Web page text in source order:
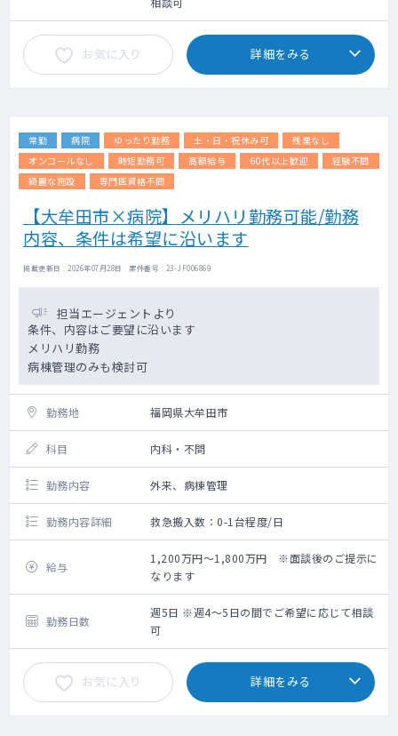
お気に入り 詳細をみる
常勤 病院 ゆったり勤務 土・日・祝休み可
残業なし
オンコールなし
時短勤務可 高額給与 60代以上歓迎
経験不問
綺麗な施設
専門医資格不問
【大牟田市×病院】メリハリ勤務可能/勤務
内容、条件は希望に沿います
掲載更新日 : 2026年07月28日 案件番号 : 23-JF006869
担当エージェントより
条件、内容はご要望に沿います
メリハリ勤務
病棟管理のみも検討可
勤務地 福岡県大牟田市
科目 内科・不問
勤務内容 外来、病棟管理
勤務内容詳細 救急搬入数：0-1台程度/日
給与
1,200万円～1,800万円 ※面談後のご提示に
なります
勤務日数
週5日 ※週4～5日の間でご希望に応じて相談
可
お気に入り 詳細をみる